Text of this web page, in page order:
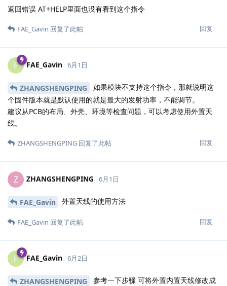
返回错误 AT+HELP里面也没有看到这个指令
回复
FAE_Gavin 回复了此帖
F FAE_Gavin 6月1日
ZHANGSHENGPING
如果模块不支持这个指令，那就说明这
个固件版本就是默认使用的就是最大的发射功率，不能调节。
建议从PCB的布局、外壳、环境等检查问题，可以考虑使用外置天
线。
回复
ZHANGSHENGPING 回复了此帖
Z ZHANGSHENGPING 6月1日
FAE_Gavin 外置天线的使用方法
回复
FAE_Gavin 回复了此帖
F FAE_Gavin 6月2日
ZHANGSHENGPING 参考一下步骤 可将外置内置天线修改成